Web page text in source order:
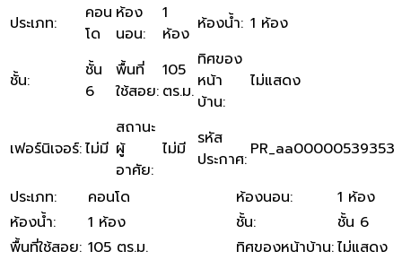
ประเภท:
คอน
โด
ห้อง
นอน:
1
ห้อง ห้องน้ำ: 1 ห้อง
ชั้น:
ชั้น
6
พื้นที่
ใช้สอย:
105
ตร.ม.
ทิศของ
หน้า
บ้าน:
ไม่แสดง
เฟอร์นิเจอร์:ไม่มี
สถานะ
ผู้
อาศัย:
ไม่มี รหัส
ประกาศ: PR_aa00000539353
ประเภท: คอนโด ห้องนอน:
1 ห้อง
ห้องน้ำ: 1 ห้อง ชั้น:
ชั้น 6
พื้นที่ใช้สอย: 105 ตร.ม. ทิศของหน้าบ้าน:ไม่แสดง